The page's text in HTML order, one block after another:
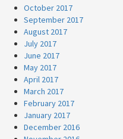
October 2017
September 2017
August 2017
July 2017
June 2017
May 2017
April 2017
March 2017
February 2017
January 2017
December 2016